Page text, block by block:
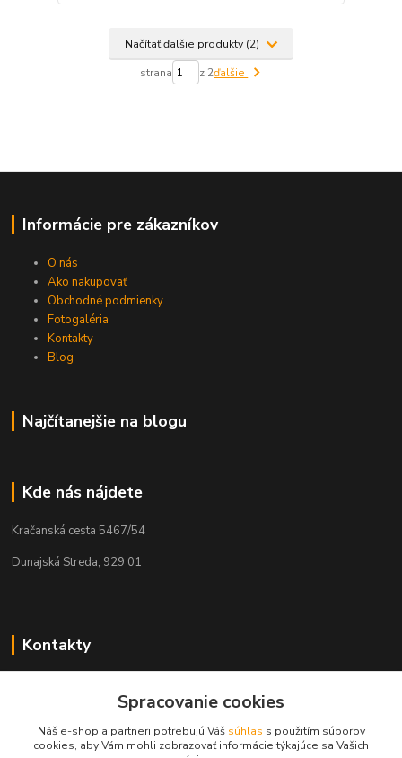
Načítať ďalšie produkty (2)
strana z 2ďalšie
Informácie pre zákazníkov
O nás
Ako nakupovať
Obchodné podmienky
Fotogaléria
Kontakty
Blog
Najčítanejšie na blogu
Kde nás nájdete
Kračanská cesta 5467/54
Dunajská Streda, 929 01
Kontakty
+421 908 775 701
info@kantorstav.sk
Spracovanie cookies
Náš e-shop a partneri potrebujú Váš súhlas s použitím súborov
cookies, aby Vám mohli zobrazovať informácie týkajúce sa Vašich